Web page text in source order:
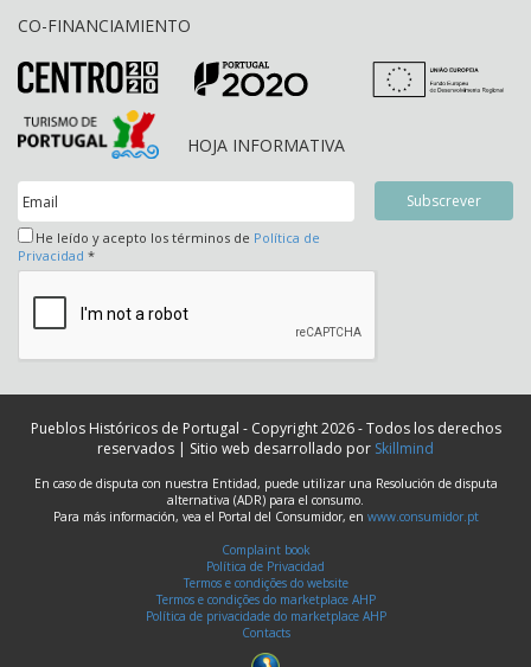
CO-FINANCIAMIENTO
HOJA INFORMATIVA
He leído y acepto los términos de Política de
Privacidad *
Pueblos Históricos de Portugal - Copyright 2026 - Todos los derechos
reservados | Sitio web desarrollado por Skillmind
En caso de disputa con nuestra Entidad, puede utilizar una Resolución de disputa
alternativa (ADR) para el consumo.
Para más información, vea el Portal del Consumidor, en www.consumidor.pt
Complaint book
Política de Privacidad
Termos e condições do website
Termos e condições do marketplace AHP
Política de privacidade do marketplace AHP
Contacts